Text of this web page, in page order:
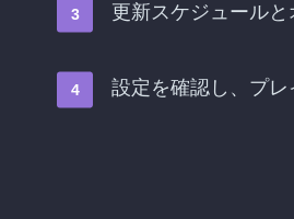
更新スケジュール
設定を確認し、プ